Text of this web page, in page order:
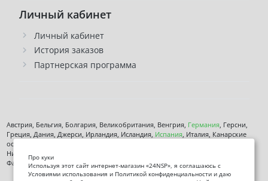
Личный кабинет
Личный кабинет
История заказов
Партнерская программа
Австрия, Бельгия, Болгария, Великобритания, Венгрия, Германия, Герсни,
Греция, Дания, Джерси, Ирландия, Исландия, Испания, Италия, Канарские
острова, Кипр, Латвия, Литва, Лихтенштейн, Люксембург, Мальта, Монако,
Нидерланды, Норвегия,
Фарерские острова, Финляндия,Франция, Хорватия, Швеция,Эстония
Про куки
Используя этот сайт интернет-магазин «24NSP», я соглашаюсь с
Условиями использования и Политикой конфиденциальности и даю